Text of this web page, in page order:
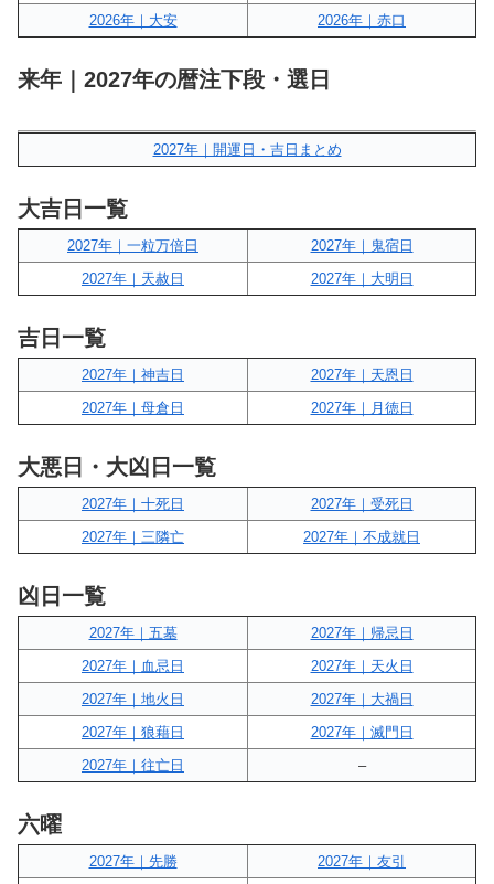
2026年｜大安
2026年｜赤口
来年｜2027年の暦注下段・選日
2027年｜開運日・吉日まとめ
大吉日一覧
2027年｜一粒万倍日
2027年｜鬼宿日
2027年｜天赦日
2027年｜大明日
吉日一覧
2027年｜神吉日
2027年｜天恩日
2027年｜母倉日
2027年｜月徳日
大悪日・大凶日一覧
2027年｜十死日
2027年｜受死日
2027年｜三隣亡
2027年｜不成就日
凶日一覧
2027年｜五墓
2027年｜帰忌日
2027年｜血忌日
2027年｜天火日
2027年｜地火日
2027年｜大禍日
2027年｜狼藉日
2027年｜滅門日
2027年｜往亡日
–
六曜
2027年｜先勝
2027年｜友引